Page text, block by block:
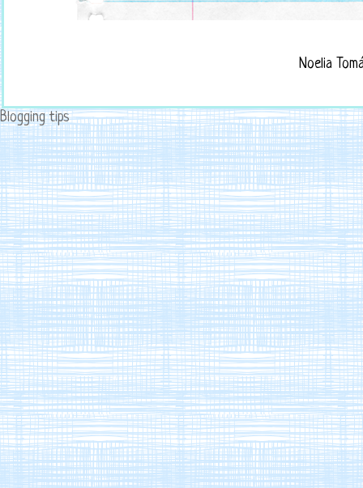
Noelia
Blogging tips